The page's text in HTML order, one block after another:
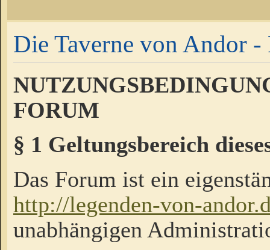
Die Taverne von Andor -
FORUM
§ 1 Geltungsbereich
Das Forum ist ein
http://legenden-von-
unabhängigen